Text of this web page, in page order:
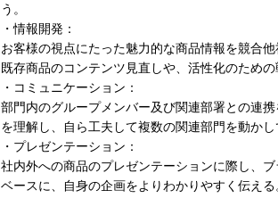
う。
・情報開発：
お客様の視点にたった魅力的な商品情報を競合
既存商品のコンテンツ見直しや、活性化のための
・コミュニケーション：
部門内のグループメンバー及び関連部署との連
を理解し、自ら工夫して複数の関連部門を動かし
・プレゼンテーション：
社内外への商品のプレゼンテーションに際し、
ベースに、自身の企画をよりわかりやすく伝える